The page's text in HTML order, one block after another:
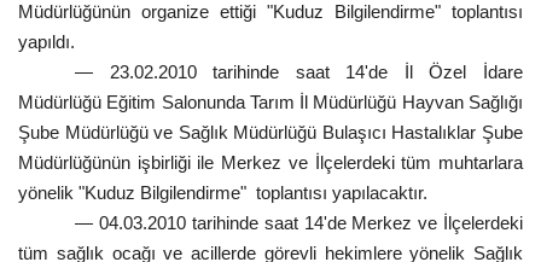
Müdürlüğünün organize ettiği "Kuduz Bilgilendirme" toplantısı
yapıldı.
— 23.02.2010 tarihinde saat 14'de İl Özel İdare
Müdürlüğü Eğitim Salonunda Tarım İl Müdürlüğü Hayvan Sağlığı
Şube Müdürlüğü ve Sağlık Müdürlüğü Bulaşıcı Hastalıklar Şube
Müdürlüğünün işbirliği ile Merkez ve İlçelerdeki tüm muhtarlara
yönelik "Kuduz Bilgilendirme" toplantısı yapılacaktır.
— 04.03.2010 tarihinde saat 14'de Merkez ve İlçelerdeki
tüm sağlık ocağı ve acillerde görevli hekimlere yönelik Sağlık